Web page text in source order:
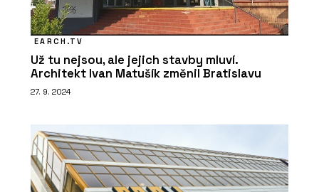
EARCH.TV
Už tu nejsou, ale jejich stavby mluví.
Architekt Ivan Matušík změnil Bratislavu
27. 9. 2024